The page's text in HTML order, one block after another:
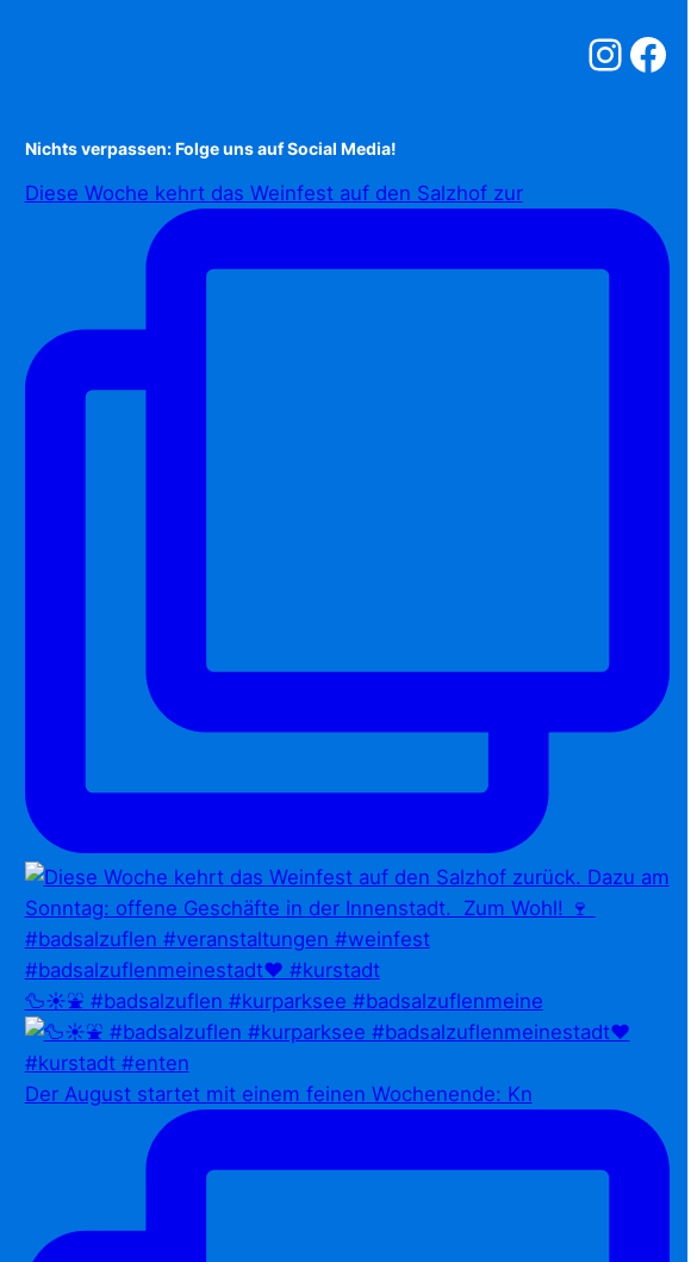
Salzstreuner
Nichts verpassen: Folge uns auf Social Media!
Diese Woche kehrt das Weinfest auf den Salzhof zur
🦆☀️⛲ #badsalzuflen #kurparksee #badsalzuflenmeine
Der August startet mit einem feinen Wochenende: Kn